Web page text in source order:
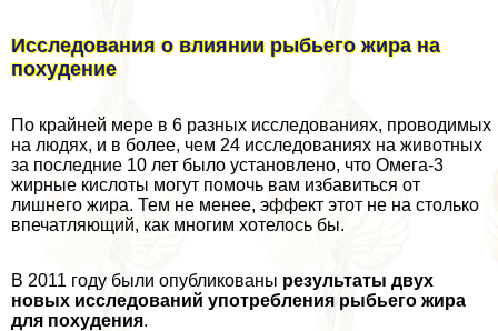
Исследования о влиянии рыбьего жира на
похудение
По крайней мере в 6 разных исследованиях, проводимых
на людях, и в более, чем 24 исследованиях на животных
за последние 10 лет было установлено, что Омега-3
жирные кислоты могут помочь вам избавиться от
лишнего жира. Тем не менее, эффект этот не на столько
впечатляющий, как многим хотелось бы.
В 2011 году были опубликованы результаты двух
новых исследований употрeбления рыбьего жира
для похудения.